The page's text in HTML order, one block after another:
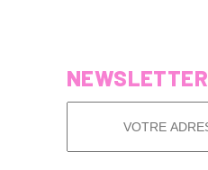
NEWSLETTER